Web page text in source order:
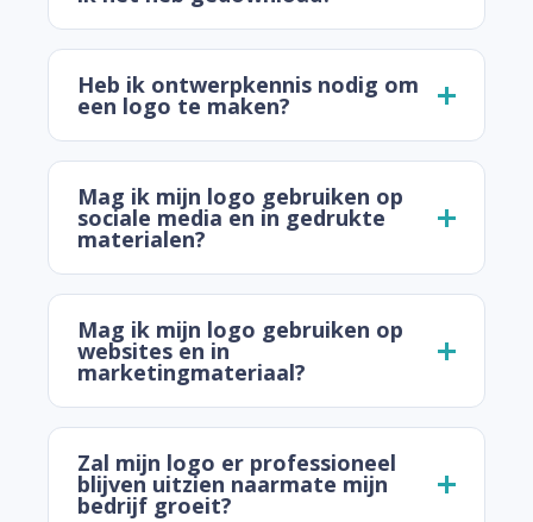
Heb ik ontwerpkennis nodig om
een logo te maken?
Mag ik mijn logo gebruiken op
sociale media en in gedrukte
materialen?
Mag ik mijn logo gebruiken op
websites en in
marketingmateriaal?
Zal mijn logo er professioneel
blijven uitzien naarmate mijn
bedrijf groeit?